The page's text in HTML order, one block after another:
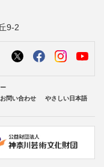
9-2
お問い合わせ やさしい日本語